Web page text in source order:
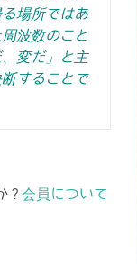
場所ではあ
波数のこと
変だ」と主
することで
? 会員について